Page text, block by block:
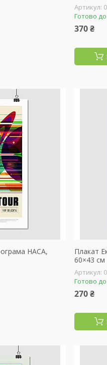
Готово
370 ₴
НАСА,
Плакат
60×43 см
Готово
270 ₴